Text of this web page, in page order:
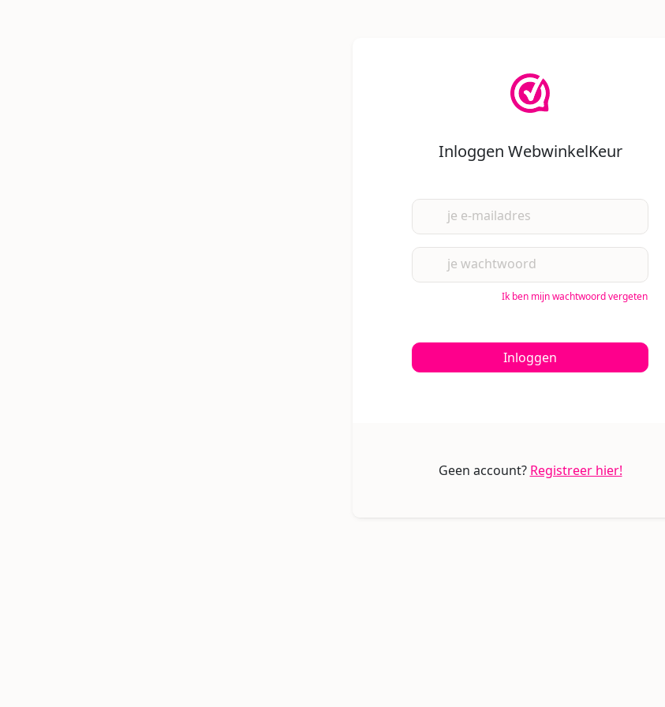
Inloggen WebwinkelKeur
je e-mailadres
je wachtwoord
Ik ben mijn wachtwoord vergeten
Inloggen
Geen account? Registreer hier!